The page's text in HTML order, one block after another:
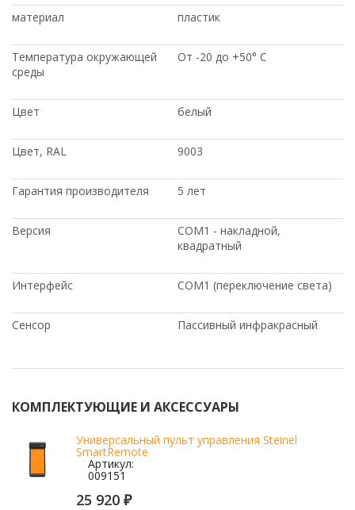
материал пластик
Температура окружающей
среды
От -20 до +50° C
Цвет белый
Цвет, RAL 9003
Гарантия производителя 5 лет
Версия
COM1 - накладной,
квадратный
Интерфейс COM1 (переключение света)
Сенсор Пассивный инфракрасный
КОМПЛЕКТУЮЩИЕ И АКСЕССУАРЫ
Универсальный пульт управления Steinel
SmartRemote
Артикул:
009151
25 920 ₽